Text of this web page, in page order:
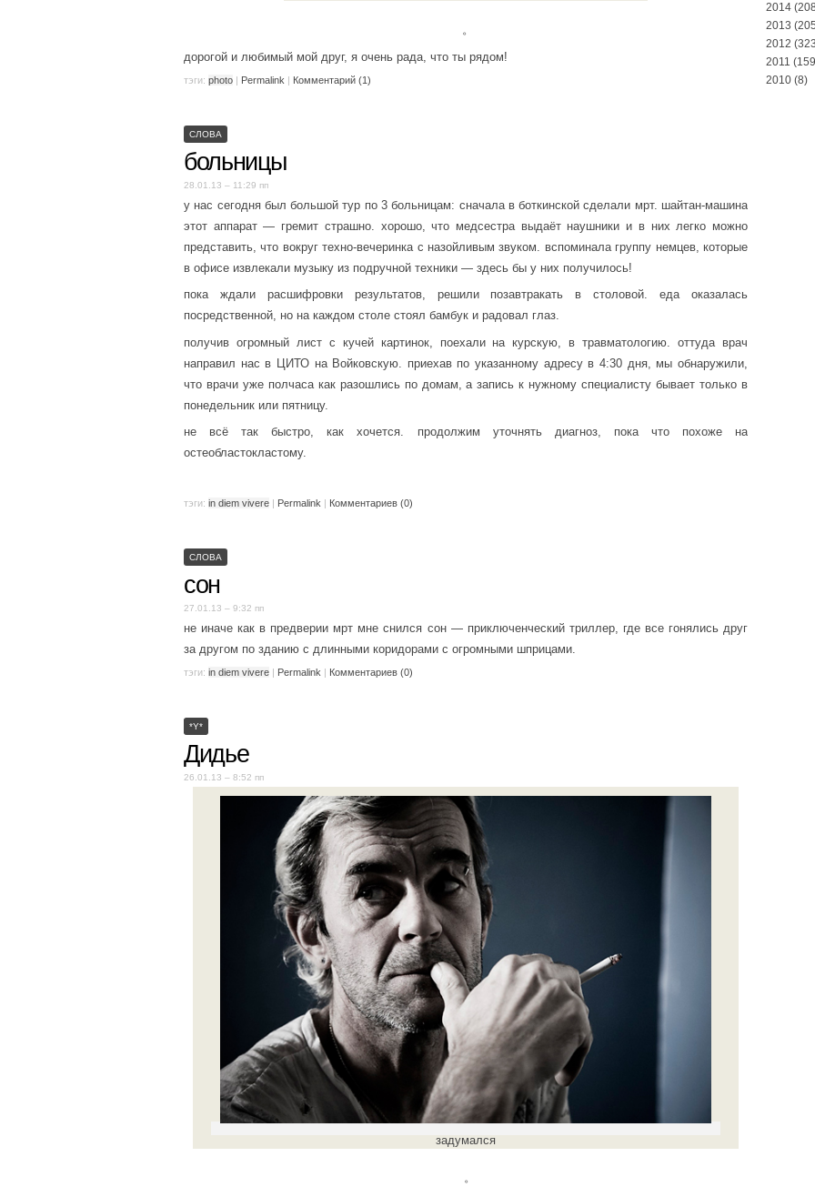
。
дорогой и любимый мой друг, я очень рада, что ты рядом!
тэги: photo | Permalink | Комментарий (1)
СЛОВА
больницы
28.01.13 – 11:29 пп
у нас сегодня был большой тур по 3 больницам: сначала в боткинской сделали мрт. шайтан-машина
этот аппарат — гремит страшно. хорошо, что медсестра выдаёт наушники и в них легко можно
представить, что вокруг техно-вечеринка с назойливым звуком. вспоминала группу немцев, которые
в офисе извлекали музыку из подручной техники — здесь бы у них получилось!
пока ждали расшифровки результатов, решили позавтракать в столовой. еда оказалась
посредственной, но на каждом столе стоял бамбук и радовал глаз.
получив огромный лист с кучей картинок, поехали на курскую, в травматологию. оттуда врач
направил нас в ЦИТО на Войковскую. приехав по указанному адресу в 4:30 дня, мы обнаружили,
что врачи уже полчаса как разошлись по домам, а запись к нужному специалисту бывает только в
понедельник или пятницу.
не всё так быстро, как хочется. продолжим уточнять диагноз, пока что похоже на
остеобластокластому.
тэги: in diem vivere | Permalink | Комментариев (0)
СЛОВА
сон
27.01.13 – 9:32 пп
не иначе как в предверии мрт мне снился сон — приключенческий триллер, где все гонялись друг
за другом по зданию с длинными коридорами с огромными шприцами.
тэги: in diem vivere | Permalink | Комментариев (0)
*Y*
Дидье
26.01.13 – 8:52 пп
задумался
。
2014
2013
2012
2011
2010 (8)